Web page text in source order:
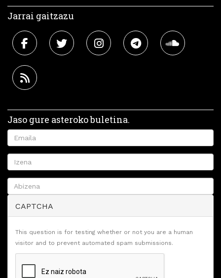
Jarrai gaitzazu
Jaso gure asteroko buletina.
CAPTCHA
This question is for testing whether or not you are a human
visitor and to prevent automated spam submissions.